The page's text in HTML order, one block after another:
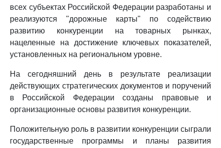
всех субъектах Российской Федерации разработаны и
реализуются "дорожные карты" по содействию
развитию конкуренции на товарных рынках,
нацеленные на достижение ключевых показателей,
установленных на региональном уровне.
На сегодняшний день в результате реализации
действующих стратегических документов и поручений
в Российской Федерации созданы правовые и
организационные основы развития конкуренции.
Положительную роль в развитии конкуренции сыграли
государственные программы и планы развития